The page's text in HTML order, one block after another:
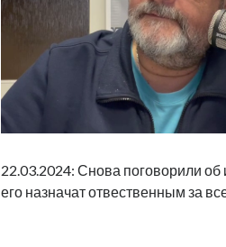
22.03.2024: Снова поговорили
его назначат отвественным за